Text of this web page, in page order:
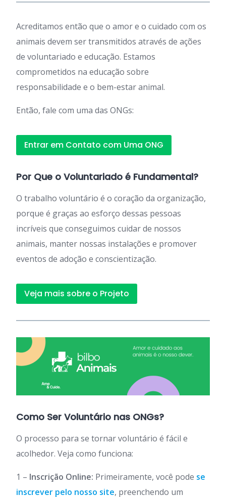
Acreditamos então que o amor e o cuidado com os
animais devem ser transmitidos através de ações
de voluntariado e educação. Estamos
comprometidos na educação sobre
responsabilidade e o bem-estar animal.
Então, fale com uma das ONGs:
Entrar em Contato com Uma ONG
Por Que o Voluntariado é Fundamental?
O trabalho voluntário é o coração da organização,
porque é graças ao esforço dessas pessoas
incríveis que conseguimos cuidar de nossos
animais, manter nossas instalações e promover
eventos de adoção e conscientização.
Veja mais sobre o Projeto
Como Ser Voluntário nas ONGs?
O processo para se tornar voluntário é fácil e
acolhedor. Veja como funciona:
1 – Inscrição Online: Primeiramente, você pode se
inscrever pelo nosso site, preenchendo um